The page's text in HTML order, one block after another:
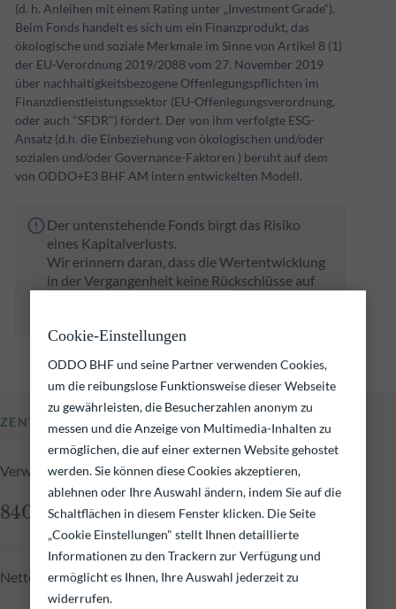
(d. h. Anleihen mit einem Rating unter „Investment Grade“).
Beim Fonds handelt es sich um ein Finanzprodukt, das
ökologische und soziale Merkmale im Sinne von Artikel 8 (1)
der EU-Verordnung 2019/2088 vom 27. November 2019
über nachhaltigkeitsbezogene Offenlegungspflichten im
Finanzdienstleistungssektor (EU-Offenlegungsverordnung,
oder auch "SFDR") fördert. Der von ihm verfolgte ESG-
Ansatz (d.h. die Einbeziehung von ökologischen und/oder
sozialen und/oder Governance-Faktoren ) beruht auf dem
von ODDO+E3 BHF AM intern entwickelten Modell.
Der untenstehende Fonds birgt das Risiko
eines Kapitalverlusts.
Wir erinnern daran, dass die Wertentwicklung
in der Vergangenheit keine Rückschlüsse auf
ZENTRALE KENNZAHLEN
Verwaltetes Fondsvolumen zum 04.08.2026
840,32 Mio.€
Nettoinventarwert zum 04.08.2026
Cookie-Einstellungen
ODDO BHF und seine Partner verwenden Cookies,
um die reibungslose Funktionsweise dieser Webseite
zu gewährleisten, die Besucherzahlen anonym zu
messen und die Anzeige von Multimedia-Inhalten zu
ermöglichen, die auf einer externen Website gehostet
werden. Sie können diese Cookies akzeptieren,
ablehnen oder Ihre Auswahl ändern, indem Sie auf die
Schaltflächen in diesem Fenster klicken. Die Seite
„Cookie Einstellungen" stellt Ihnen detaillierte
Informationen zu den Trackern zur Verfügung und
ermöglicht es Ihnen, Ihre Auswahl jederzeit zu
widerrufen.